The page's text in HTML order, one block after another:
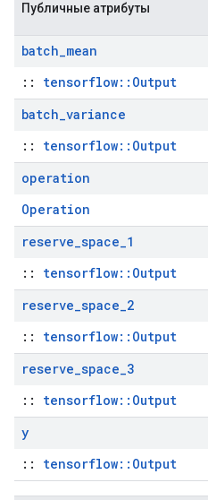
Публичные атрибуты
batch_mean
:: tensorflow::Output
batch_variance
:: tensorflow::Output
operation
Operation
reserve_space_1
:: tensorflow::Output
reserve_space_2
:: tensorflow::Output
reserve_space_3
:: tensorflow::Output
y
:: tensorflow::Output